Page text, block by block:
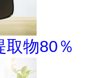
取物80％